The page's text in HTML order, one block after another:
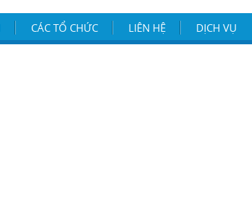
CÁC TỔ CHỨC LIÊN HỆ DỊCH VỤ